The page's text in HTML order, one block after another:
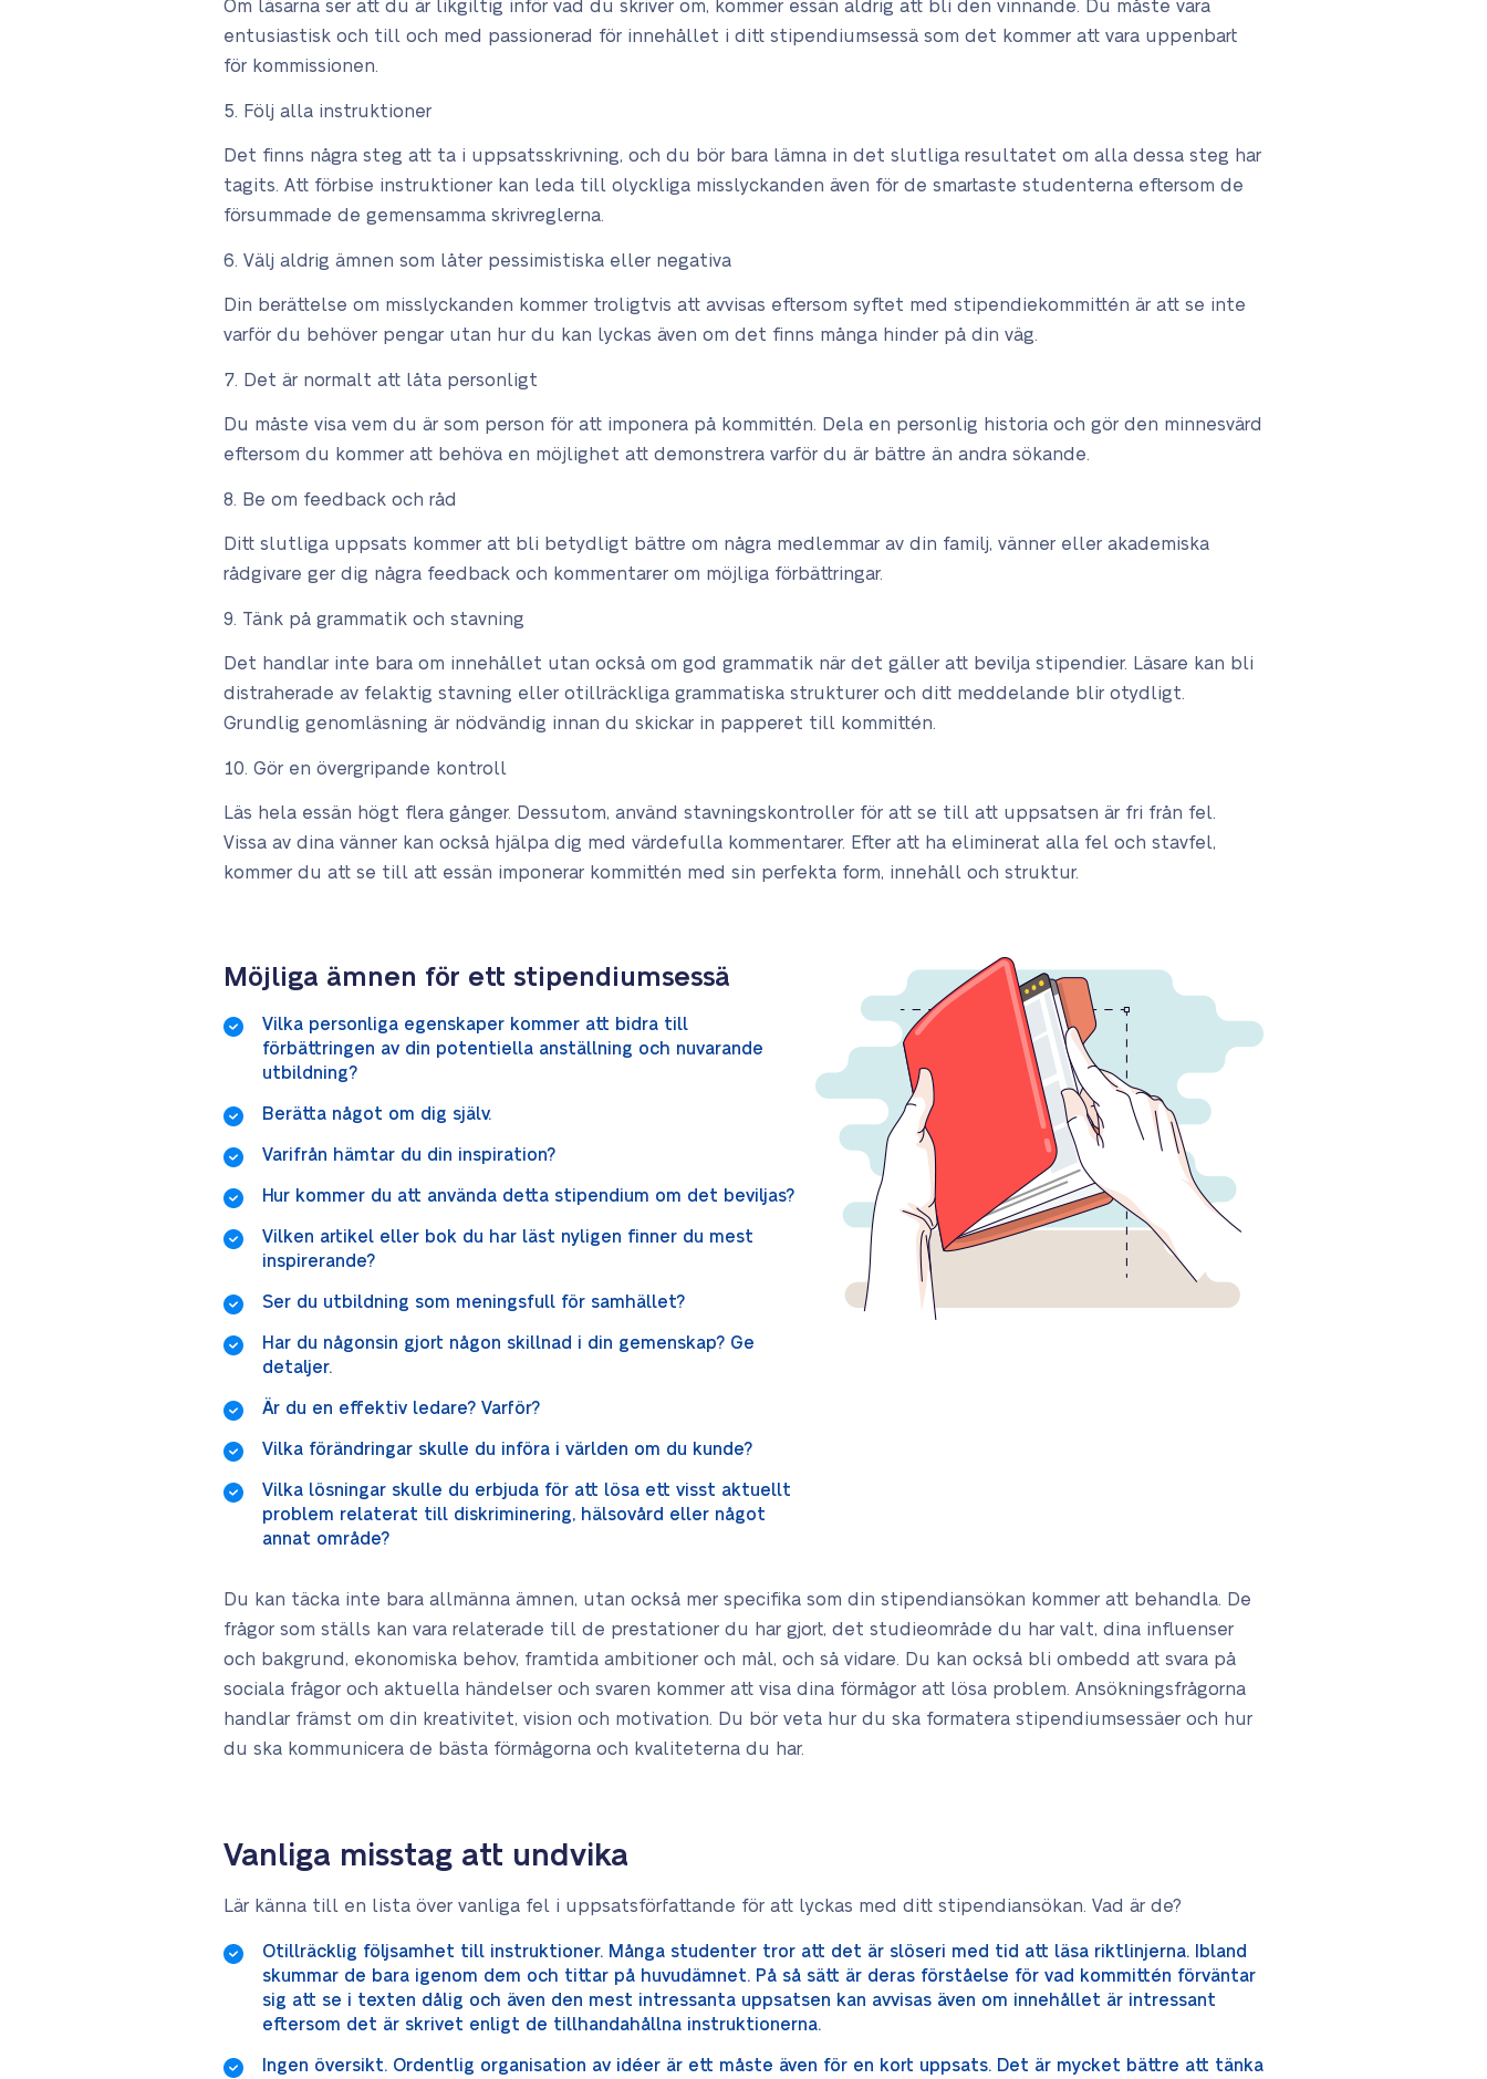
Om läsarna ser att du är likgiltig inför vad du skriver om, kommer essän aldrig att bli den vinnande. Du måste vara
entusiastisk och till och med passionerad för innehållet i ditt stipendiumsessä som det kommer att vara uppenbart
för kommissionen.
Följ alla instruktioner
Det finns några steg att ta i uppsatsskrivning, och du bör bara lämna in det slutliga resultatet om alla dessa steg har
tagits. Att förbise instruktioner kan leda till olyckliga misslyckanden även för de smartaste studenterna eftersom de
försummade de gemensamma skrivreglerna.
Välj aldrig ämnen som låter pessimistiska eller negativa
Din berättelse om misslyckanden kommer troligtvis att avvisas eftersom syftet med stipendiekommittén är att se inte
varför du behöver pengar utan hur du kan lyckas även om det finns många hinder på din väg.
Det är normalt att låta personligt
Du måste visa vem du är som person för att imponera på kommittén. Dela en personlig historia och gör den minnesvärd
eftersom du kommer att behöva en möjlighet att demonstrera varför du är bättre än andra sökande.
Be om feedback och råd
Ditt slutliga uppsats kommer att bli betydligt bättre om några medlemmar av din familj, vänner eller akademiska
rådgivare ger dig några feedback och kommentarer om möjliga förbättringar.
Tänk på grammatik och stavning
Det handlar inte bara om innehållet utan också om god grammatik när det gäller att bevilja stipendier. Läsare kan bli
distraherade av felaktig stavning eller otillräckliga grammatiska strukturer och ditt meddelande blir otydligt.
Grundlig genomläsning är nödvändig innan du skickar in papperet till kommittén.
Gör en övergripande kontroll
Läs hela essän högt flera gånger. Dessutom, använd stavningskontroller för att se till att uppsatsen är fri från fel.
Vissa av dina vänner kan också hjälpa dig med värdefulla kommentarer. Efter att ha eliminerat alla fel och stavfel,
kommer du att se till att essän imponerar kommittén med sin perfekta form, innehåll och struktur.
Möjliga ämnen för ett stipendiumsessä
Vilka personliga egenskaper kommer att bidra till
förbättringen av din potentiella anställning och nuvarande
utbildning?
Berätta något om dig själv.
Varifrån hämtar du din inspiration?
Hur kommer du att använda detta stipendium om det beviljas?
Vilken artikel eller bok du har läst nyligen finner du mest
inspirerande?
Ser du utbildning som meningsfull för samhället?
Har du någonsin gjort någon skillnad i din gemenskap? Ge
detaljer.
Är du en effektiv ledare? Varför?
Vilka förändringar skulle du införa i världen om du kunde?
Vilka lösningar skulle du erbjuda för att lösa ett visst aktuellt
problem relaterat till diskriminering, hälsovård eller något
annat område?
Du kan täcka inte bara allmänna ämnen, utan också mer specifika som din stipendiansökan kommer att behandla. De
frågor som ställs kan vara relaterade till de prestationer du har gjort, det studieområde du har valt, dina influenser
och bakgrund, ekonomiska behov, framtida ambitioner och mål, och så vidare. Du kan också bli ombedd att svara på
sociala frågor och aktuella händelser och svaren kommer att visa dina förmågor att lösa problem. Ansökningsfrågorna
handlar främst om din kreativitet, vision och motivation. Du bör veta hur du ska formatera stipendiumsessäer och hur
du ska kommunicera de bästa förmågorna och kvaliteterna du har.
Vanliga misstag att undvika
Lär känna till en lista över vanliga fel i uppsatsförfattande för att lyckas med ditt stipendiansökan. Vad är de?
Otillräcklig följsamhet till instruktioner. Många studenter tror att det är slöseri med tid att läsa riktlinjerna. Ibland
skummar de bara igenom dem och tittar på huvudämnet. På så sätt är deras förståelse för vad kommittén förväntar
sig att se i texten dålig och även den mest intressanta uppsatsen kan avvisas även om innehållet är intressant
eftersom det är skrivet enligt de tillhandahållna instruktionerna.
Ingen översikt. Ordentlig organisation av idéer är ett måste även för en kort uppsats. Det är mycket bättre att tänka